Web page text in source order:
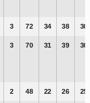
3 72 34 38 30
3 70 31 39 30
2 48 22 26 25